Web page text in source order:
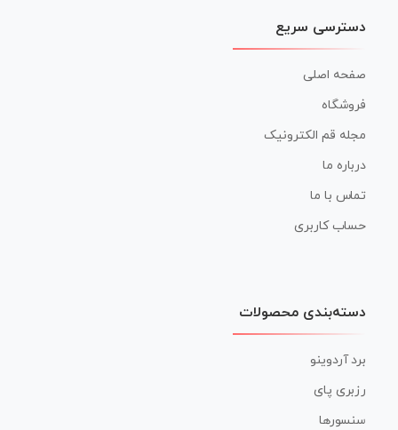
دسترسی سریع
صفحه اصلی
فروشگاه
مجله قم الکترونیک
درباره ما
تماس با ما
حساب کاربری
دسته‌بندی محصولات
برد آردوینو
رزبری پای
سنسورها